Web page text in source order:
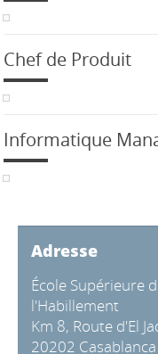
Chef de Produit
Informatique
Adresse
École Supérieure
l'Habillement
Km 8, Route d'El
20202 Casablanca